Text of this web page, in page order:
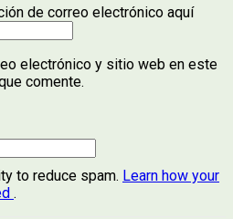
de correo electrónico aquí
electrónico y sitio web en este
comente.
to reduce spam. Learn how your
.